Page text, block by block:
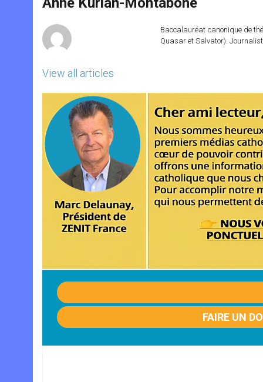
p e k
View all articles
Baccalauréat canonique de
Quasar et Salvator).
FAIRE UN